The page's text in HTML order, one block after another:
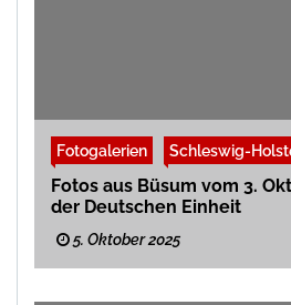
Fotogalerien Schleswig-
Fotos aus Büsum vom 3.
der Deutschen Einheit
5. Oktober 2025